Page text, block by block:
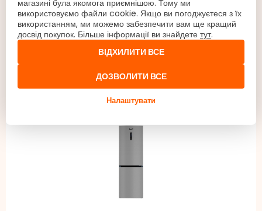
Рівень шуму: 42 дБ(A) re 1 pW, Інверторний двигун BLDC,
Місткість: 14 комплектів посуду на 3 рівнях, Кількість програм: 8,
Автоматичне відкривання дверцят, Внутрішнє освітлення,
Спосіб керування: кнопки, Мийне відділення з нержавіючої сталі,
AquaStop, Колір: дверцята з нержавіючої сталі/панель
керування з нержавіючої сталі
639 € До замовлення
магазині була якомога приємнішою. Тому ми
використовуємо файли cookie. Якщо ви погоджуєтеся з їх
використанням, ми можемо забезпечити вам ще кращий
досвід покупок. Більше інформації ви знайдете тут.
Налаштувати
ВІДХИЛИТИ ВСЕ
ДОЗВОЛИТИ ВСЕ